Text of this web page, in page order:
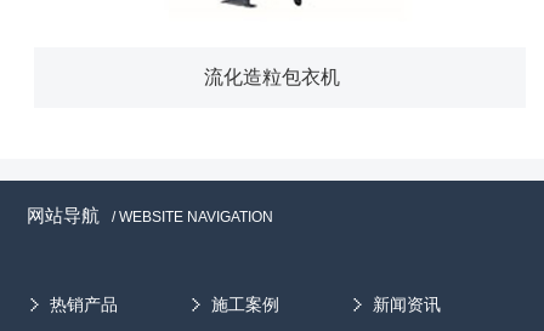
流化造粒包衣机
网站导航 / WEBSITE NAVIGATION
热销产品 施工案例 新闻资讯